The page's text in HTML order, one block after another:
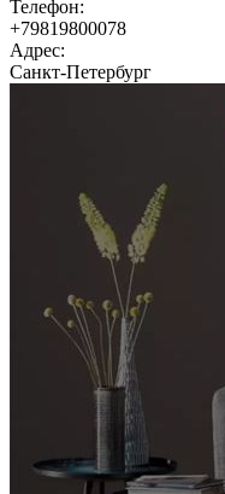
Телефон:
+79819800078
Адрес:
Санкт-Петербург